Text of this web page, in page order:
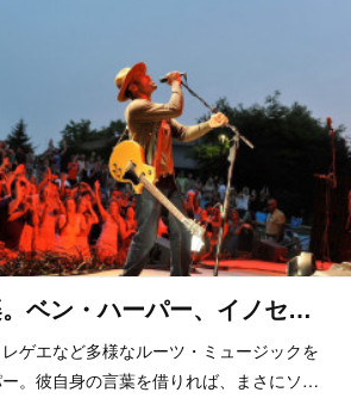
ベン・ハーパー、イノセ…
ゲエなど多様なルーツ・ミュージックを
。彼自身の言葉を借りれば、まさにソ…